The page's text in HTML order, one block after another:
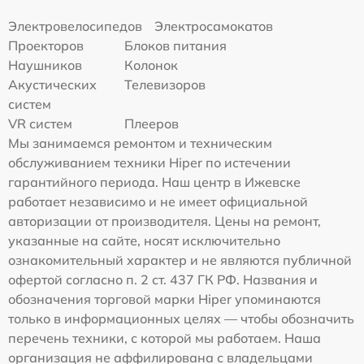
Электровелосипедов
Электросамокатов
Проекторов
Блоков питания
Наушников
Колонок
Акустических
систем
Телевизоров
VR систем
Плееров
Мы занимаемся ремонтом и техническим
обслуживанием техники Hiper по истечении
гарантийного периода. Наш центр в Ижевске
работает независимо и не имеет официальной
авторизации от производителя. Цены на ремонт,
указанные на сайте, носят исключительно
ознакомительный характер и не являются публичной
офертой согласно п. 2 ст. 437 ГК РФ. Названия и
обозначения торговой марки Hiper упоминаются
только в информационных целях — чтобы обозначить
перечень техники, с которой мы работаем. Наша
организация не аффилирована с владельцами